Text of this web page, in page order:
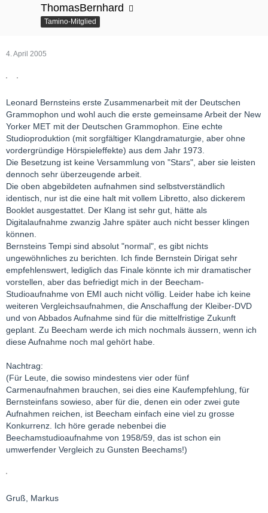
ThomasBernhard
Tamino-Mitglied
4. April 2005
Leonard Bernsteins erste Zusammenarbeit mit der Deutschen
Grammophon und wohl auch die erste gemeinsame Arbeit der New
Yorker MET mit der Deutschen Grammophon. Eine echte
Studioproduktion (mit sorgfältiger Klangdramaturgie, aber ohne
vordergründige Hörspieleffekte) aus dem Jahr 1973.
Die Besetzung ist keine Versammlung von "Stars", aber sie leisten
dennoch sehr überzeugende arbeit.
Die oben abgebildeten aufnahmen sind selbstverständlich
identisch, nur ist die eine halt mit vollem Libretto, also dickerem
Booklet ausgestattet. Der Klang ist sehr gut, hätte als
Digitalaufnahme zwanzig Jahre später auch nicht besser klingen
können.
Bernsteins Tempi sind absolut "normal", es gibt nichts
ungewöhnliches zu berichten. Ich finde Bernstein Dirigat sehr
empfehlenswert, lediglich das Finale könnte ich mir dramatischer
vorstellen, aber das befriedigt mich in der Beecham-
Studioaufnahme von EMI auch nicht völlig. Leider habe ich keine
weiteren Vergleichsaufnahmen, die Anschaffung der Kleiber-DVD
und von Abbados Aufnahme sind für die mittelfristige Zukunft
geplant. Zu Beecham werde ich mich nochmals äussern, wenn ich
diese Aufnahme noch mal gehört habe.
Nachtrag:
(Für Leute, die sowiso mindestens vier oder fünf
Carmenaufnahmen brauchen, sei dies eine Kaufempfehlung, für
Bernsteinfans sowieso, aber für die, denen ein oder zwei gute
Aufnahmen reichen, ist Beecham einfach eine viel zu grosse
Konkurrenz. Ich höre gerade nebenbei die
Beechamstudioaufnahme von 1958/59, das ist schon ein
umwerfender Vergleich zu Gunsten Beechams!)
Gruß, Markus